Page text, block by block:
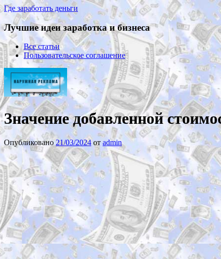
Где заработать деньги
Лучшие идеи заработка и бизнеса
Все статьи
Пользовательское соглашение
Значение добавленной
Опубликовано21/03/2024 от admin